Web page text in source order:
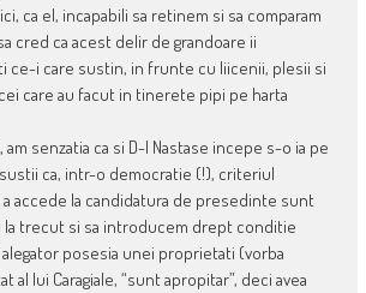
ca el, incapabili sa retinem si sa comparam
cred ca acest delir de grandoare ii
ce-i care sustin, in frunte cu liicenii, plesii si
care au facut in tinerete pipi pe harta
senzatia ca si D-l Nastase incepe s-o ia pe
ca, intr-o democratie (!), criteriul
accede la candidatura de presedinte sunt
la trecut si sa introducem drept conditie
posesia unei proprietati (vorba
lui Caragiale, “sunt apropitar”, deci avea